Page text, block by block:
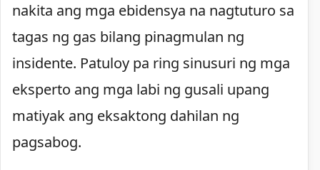
nakita ang mga ebidensya na nagtuturo sa
tagas ng gas bilang pinagmulan ng
insidente. Patuloy pa ring sinusuri ng mga
eksperto ang mga labi ng gusali upang
matiyak ang eksaktong dahilan ng
pagsabog.